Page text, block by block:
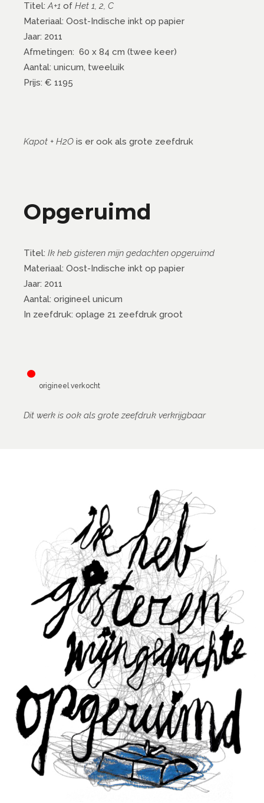
Titel:A+1 of Het 1, 2, C
Materiaal: Oost-Indische inkt op papier
Jaar: 2011
Afmetingen: 60 x 84 cm (twee keer)
Aantal: unicum, tweeluik
Prijs: € 1195
Kapot + H2O is er ook als grote zeefdruk
Opgeruimd
Titel: Ik heb gisteren mijn gedachten opgeruimd
Materiaal: Oost-Indische inkt op papier
Jaar: 2011
Aantal: origineel unicum
In zeefdruk: oplage 21 zeefdruk groot
• origineel verkocht
Dit werk is ook als grote zeefdruk verkrijgbaar